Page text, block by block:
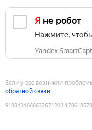
Я не робот
Нажмите,
Yandex
Если у вас возникли
обратной связи
9188434668672671203: